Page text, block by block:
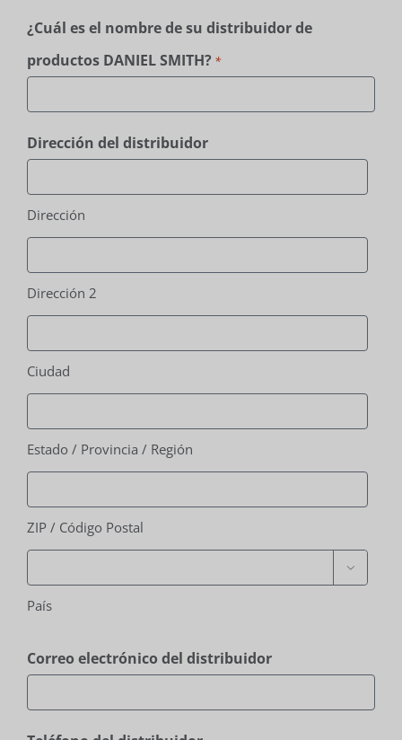
¿Cuál es el nombre de su distribuidor de
productos DANIEL SMITH? *
Dirección del distribuidor
Dirección
Dirección 2
Ciudad
Estado / Provincia / Región
ZIP / Código Postal

País
Correo electrónico del distribuidor